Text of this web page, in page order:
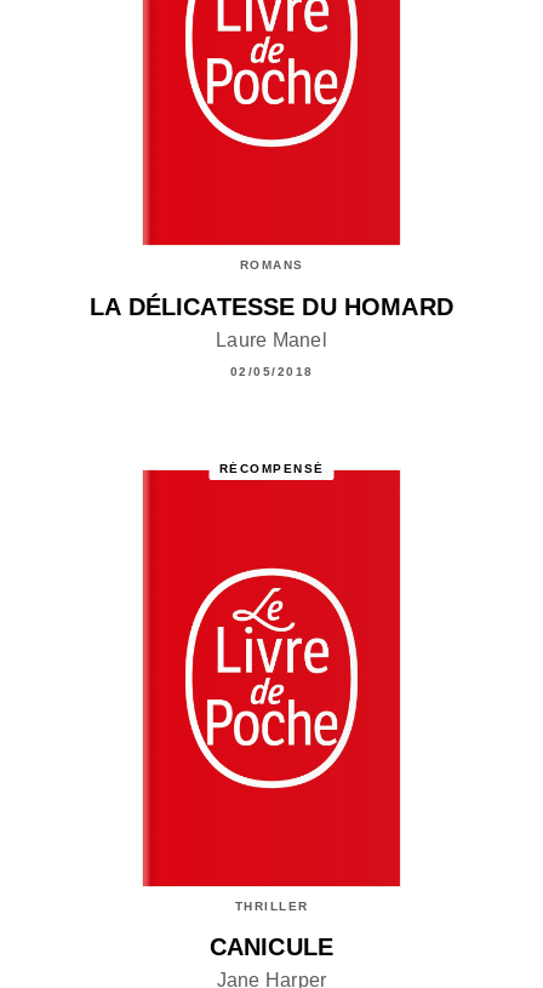
ROMANS
LA DÉLICATESSE DU HOMARD
Laure Manel
02/05/2018
RÉCOMPENSÉ
THRILLER
CANICULE
Jane Harper